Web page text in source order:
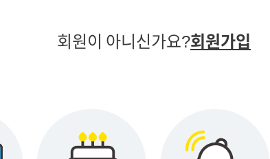
회원이 아니신가요?회원가입